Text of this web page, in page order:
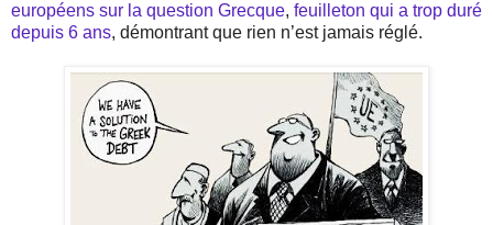
européens sur la question Grecque, feuilleton qui a trop duré
depuis 6 ans, démontrant que rien n’est jamais réglé.